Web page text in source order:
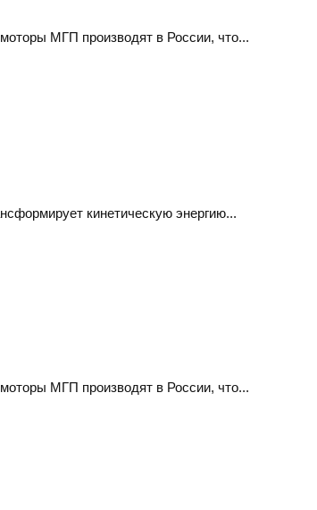
МГП производят в России, что...
кинетическую энергию...
МГП производят в России, что...